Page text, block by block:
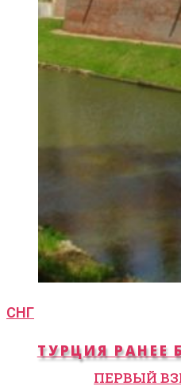
СНГ
ТУРЦИЯ РАНЕЕ
ПЕРВЫЙ